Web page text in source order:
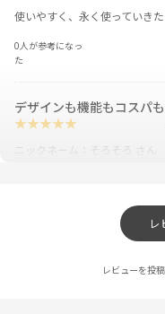
使いやすく、永く使っていき
0人が参考になっ
た
デザインも機能もコスパも
★★★★★
ニックネーム：そろそろ さん
細かいところまで、気遣いの
レビューを投